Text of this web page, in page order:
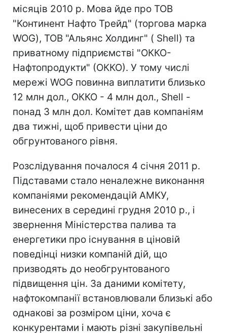
місяців 2010 р. Мова йде про ТОВ
"Континент Нафто Трейд" (торгова марка
WOG), ТОВ "Альянс Холдинг" ( Shell) та
приватному підприємстві "ОККО-
Нафтопродукти" (ОККО). У тому числі
мережі WOG повинна виплатити близько
12 млн дол., ОККО - 4 млн дол., Shell -
понад 3 млн дол. Комітет дав компаніям
два тижні, щоб привести ціни до
обгрунтованого рівня.
Розслідування почалося 4 січня 2011 р.
Підставами стало неналежне виконання
компаніями рекомендацій АМКУ,
винесених в середині грудня 2010 р., і
звернення Міністерства палива та
енергетики про існування в ціновій
поведінці низки компаній дій, що
призводять до необгрунтованого
підвищення цін. За даними комітету,
нафтокомпанії встановлювали близькі або
однакові за розміром ціни, хоча є
конкурентами і мають різні закупівельні